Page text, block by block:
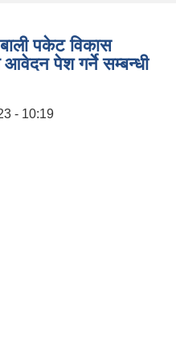
पकेट विकास
आवेदन पेश गर्ने सम्बन्धी
- 10:19